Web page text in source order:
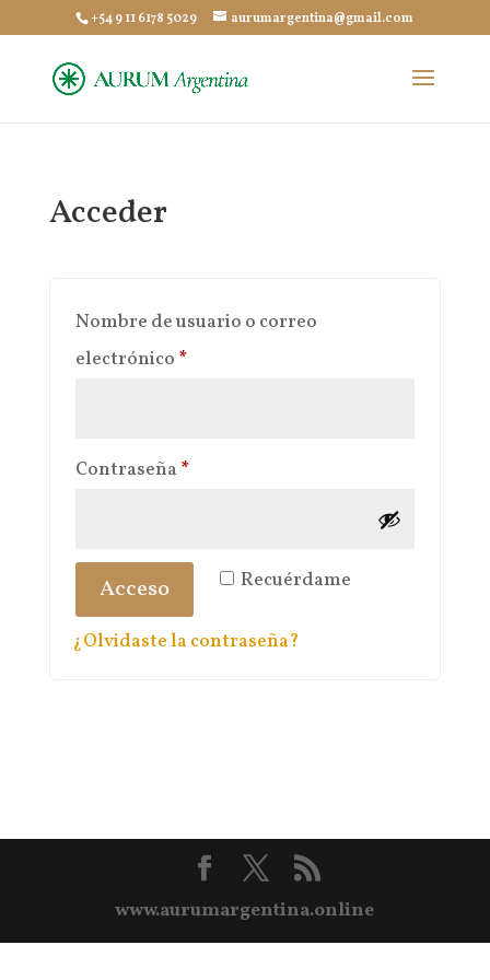
+54 9 11 6178 5029 aurumargentina@gmail.com
Acceder
Nombre de usuario o correo
electrónico *Obligatorio
Contraseña *Obligatorio
Recuérdame
Acceso
¿Olvidaste la contraseña?
www.aurumargentina.online